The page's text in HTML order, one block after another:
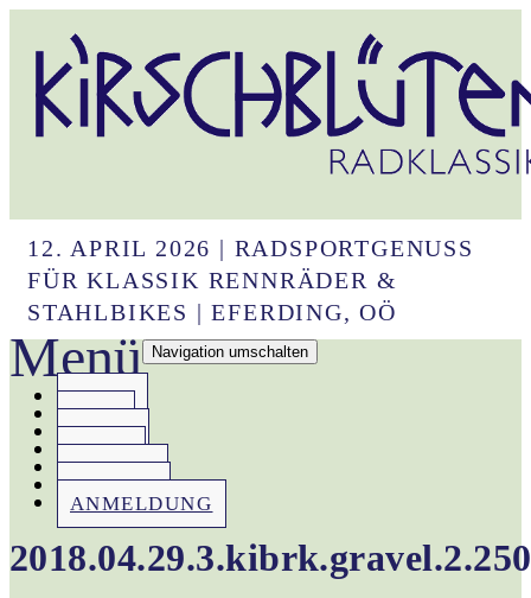
12. APRIL 2026 | RADSPORTGENUSS
FÜR KLASSIK RENNRÄDER &
STAHLBIKES | EFERDING, OÖ
Menü Navigation umschalten
HOME
IDEE
INFOS
NEWS
REGION
REGELN
ANMELDUNG
2018.04.29.3.kibrk.gravel.2.250